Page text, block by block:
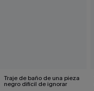
Traje de baño de una pieza
negro difícil de ignorar